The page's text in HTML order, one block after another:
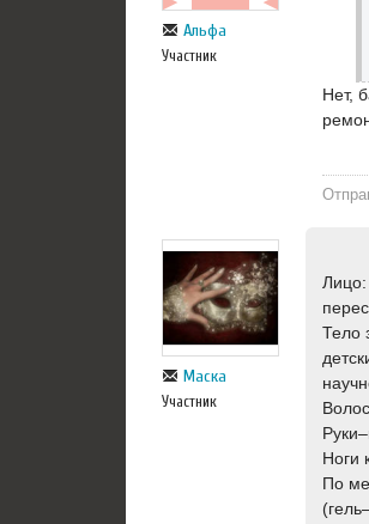
Альфа
Участник
Нет,
Маска
Участник
Лицо:
Тело
Ноги
По